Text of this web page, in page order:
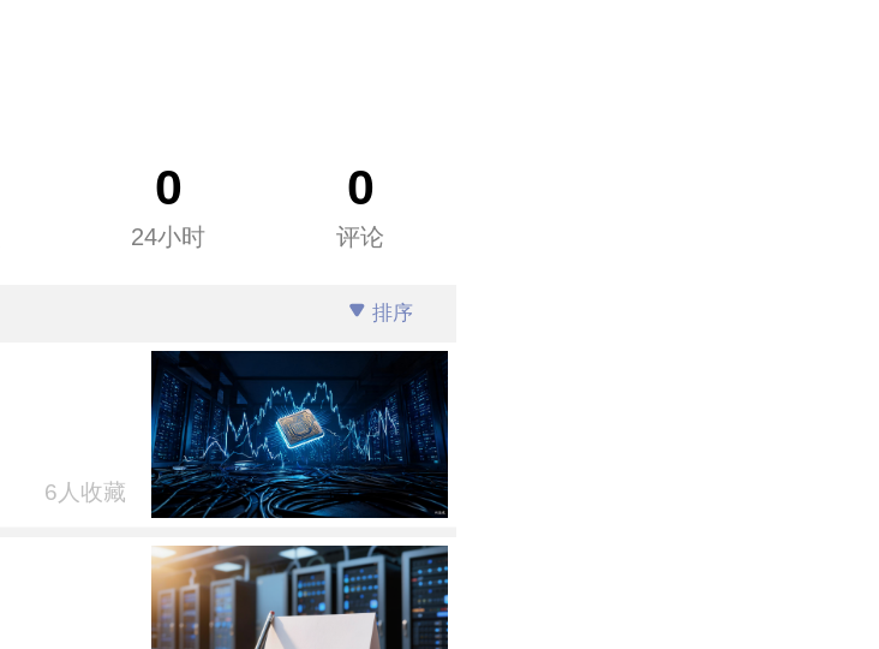
0
24小时
0
评论
排序
6人收藏